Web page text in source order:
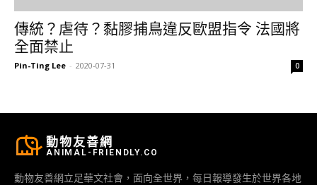
傳統？虐待？黏膠捕鳥違反歐盟指令 法國將
全面禁止
Pin-Ting Lee - 2020-07-31 0
動物友善網
ANIMAL-FRIENDLY.CO
動物友善網立足華文社會，面向全世界，每日報導發生於世界各地